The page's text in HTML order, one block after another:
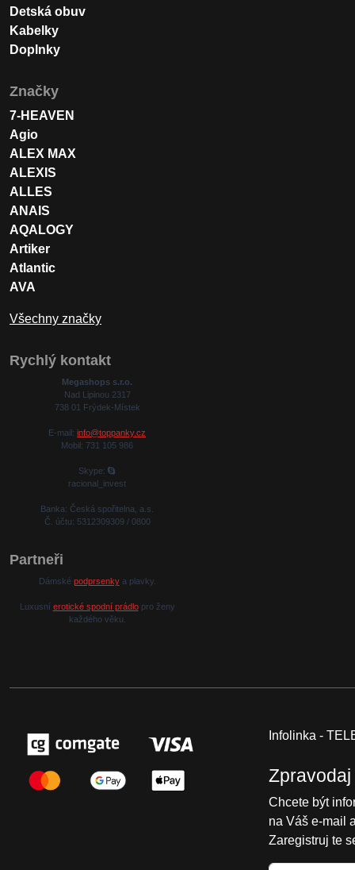
Detská obuv
Kabelky
Doplnky
Značky
7-HEAVEN
Agio
ALEX MAX
ALEXIS
ALLES
ANAIS
AQALOGY
Artiker
Atlantic
AVA
Všechny značky
Rychlý kontakt
Megashops s.r.o.
Nad Lipinou 2317
738 01 Frýdek-Místek
E-mail: info@toppanky.cz
Mobil: 731 105 986
Skype:
racional_invest
Banka: Česká spořitelna, a.s.
Č. účtu: 5312309309 / 0800
Partneři
Dámské podprsenkya plavky.
Luxusní erotické spodní prádlopro ženy
každého věku.
Infolinka -
Zpravodaj
Chcete být
na Váš e-mail
Zaregistruj te